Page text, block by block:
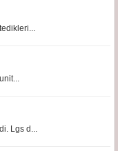
Lgs d...